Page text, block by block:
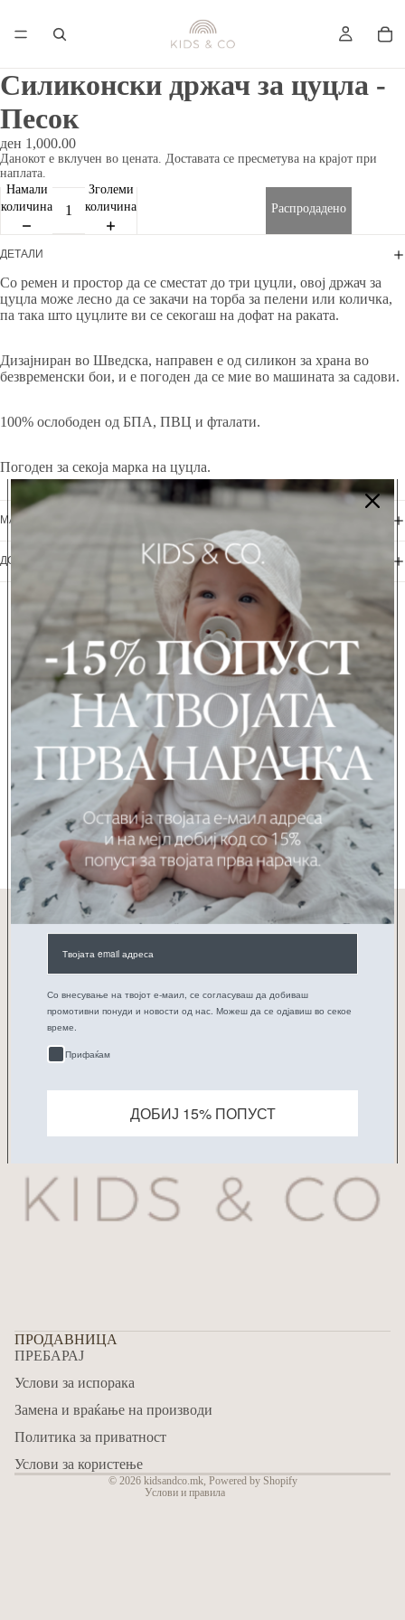
Силиконски држач за цуцла -
Песок
ден 1,000.00
Данокот е вклучен во цената. Доставата се пресметува на крајот при
наплата.
Намали
количина
Зголеми
количина
Распродадено
ДЕТАЛИ
Со ремен и простор да се сместат до три цуцли, овој држач за
цуцла може лесно да се закачи на торба за пелени или количка,
па така што цуцлите ви се секогаш на дофат на раката.
Дизајниран во Шведска, направен е од силикон за храна во
безвременски бои, и е погоден да се мие во машината за садови.
100% ослободен од БПА, ПВЦ и фталати.
Погоден за секоја марка на цуцла.
МАТЕРИЈАЛИ + НЕГА
ДОСТАВА + ВРАЌАЊЕ
Можеби ќе ви се допадне...
ИСКУСТВА НА РОДИТЕЛИТЕ
Be the first to write a review
WRITE A REVIEW
No items found
ПРИЈАВИ СЕ НА НАШАТА E-MAIL ЛИСТА
Е-пошта
ПРОДАВНИЦА
ПРЕБАРАЈ
Услови за испорака
Замена и враќање на производи
Политика за приватност
Услови за користење
© 2026 kidsandco.mk, Powered by Shopify
Услови и правила
Privacy policy
Terms of service
Shipping policy
Contact information
Со внесување на твојот е-маил, се согласуваш да добиваш
промотивни понуди и новости од нас. Можеш да се одјавиш во секое
време.
Прифаќам
ДОБИЈ 15% ПОПУСТ